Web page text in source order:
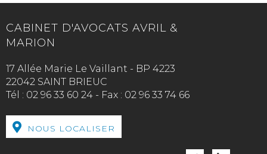
CABINET D'AVOCATS AVRIL &
MARION
17 Allée Marie Le Vaillant - BP 4223
22042 SAINT BRIEUC
Tél : 02 96 33 60 24 - Fax : 02 96 33 74 66
NOUS LOCALISER